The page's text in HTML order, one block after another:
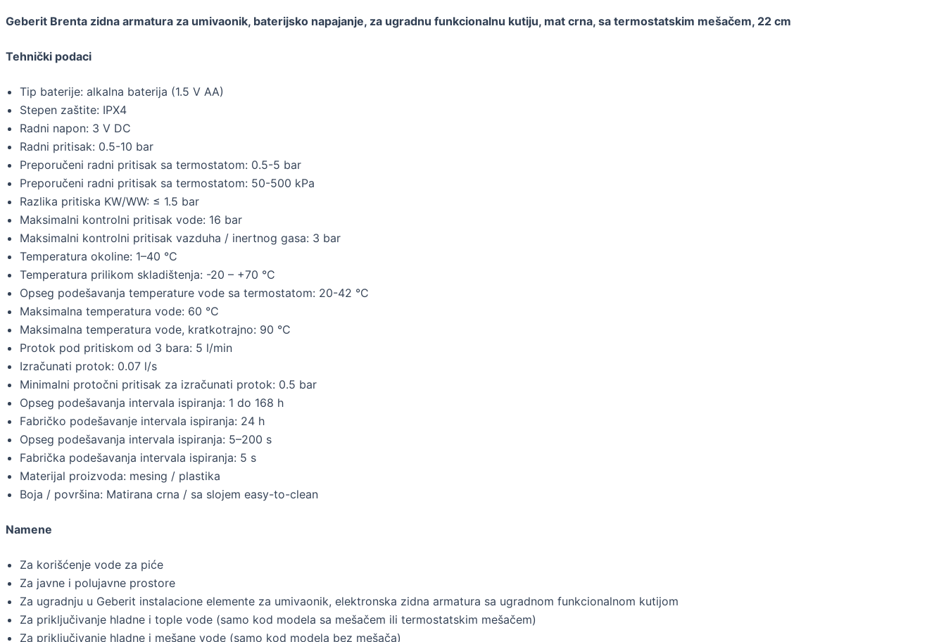
Geberit Brenta zidna armatura za umivaonik, baterijsko napajanje, za ugradnu funkcionalnu kutiju, mat crna, sa termostatskim mešačem, 22 cm
Tehnički podaci
Tip baterije: alkalna baterija (1.5 V AA)
Stepen zaštite: IPX4
Radni napon: 3 V DC
Radni pritisak: 0.5-10 bar
Preporučeni radni pritisak sa termostatom: 0.5-5 bar
Preporučeni radni pritisak sa termostatom: 50-500 kPa
Razlika pritiska KW/WW: ≤ 1.5 bar
Maksimalni kontrolni pritisak vode: 16 bar
Maksimalni kontrolni pritisak vazduha / inertnog gasa: 3 bar
Temperatura okoline: 1–40 °C
Temperatura prilikom skladištenja: -20 – +70 °C
Opseg podešavanja temperature vode sa termostatom: 20-42 °C
Maksimalna temperatura vode: 60 °C
Maksimalna temperatura vode, kratkotrajno: 90 °C
Protok pod pritiskom od 3 bara: 5 l/min
Izračunati protok: 0.07 l/s
Minimalni protočni pritisak za izračunati protok: 0.5 bar
Opseg podešavanja intervala ispiranja: 1 do 168 h
Fabričko podešavanje intervala ispiranja: 24 h
Opseg podešavanja intervala ispiranja: 5–200 s
Fabrička podešavanja intervala ispiranja: 5 s
Materijal proizvoda: mesing / plastika
Boja / površina: Matirana crna / sa slojem easy-to-clean
Namene
Za korišćenje vode za piće
Za javne i polujavne prostore
Za ugradnju u Geberit instalacione elemente za umivaonik, elektronska zidna armatura sa ugradnom funkcionalnom kutijom
Za priključivanje hladne i tople vode (samo kod modela sa mešačem ili termostatskim mešačem)
Za priključivanje hladne i mešane vode (samo kod modela bez mešača)